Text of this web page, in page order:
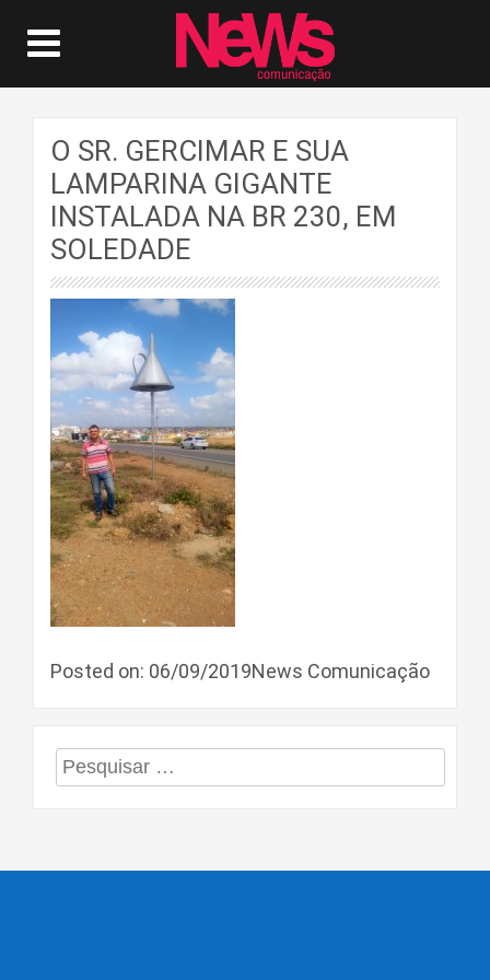
O SR. GERCIMAR E SUA
LAMPARINA GIGANTE
INSTALADA NA BR 230, EM
SOLEDADE
Posted on: 06/09/2019News Comunicação
Pesquisar
por: